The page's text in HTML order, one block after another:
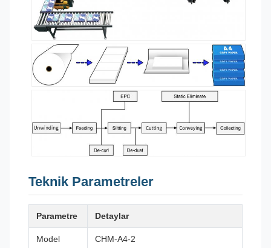
Teknik Parametreler
Parametre Detaylar
Model CHM-A4-2